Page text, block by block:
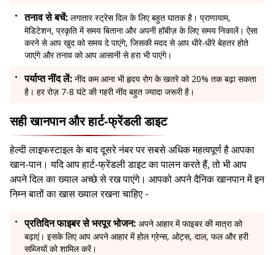
तनाव से बचें: लगातार स्ट्रेस दिल के लिए बहुत घातक है। प्राणायाम,
मेडिटेशन, प्रकृति में समय बिताना और अपनी हॉबीज़ के लिए समय निकालें। ऐसा
करने से आप खुद को समय दे पाएंगे, जिसकी मदद से आप धीरे-धीरे बेहतर होते
जाएंगे और तनाव को आप आसानी से हरा भी पाएंगे।
पर्याप्त नींद लें: नींद कम आना भी हृदय रोग के खतरे को 20% तक बढ़ा सकता
है। हर रोज़ 7-8 घंटे की गहरी नींद बहुत ज्यादा जरूरी है।
सही खानपान और हार्ट-फ्रेंडली डाइट
हेल्दी लाइफस्टाइल के बाद दूसरे नंबर पर सबसे अधिक महत्वपूर्ण है आपका
खान-पान। यदि आप हार्ट-फ्रेंडली डाइट का पालन करते हैं, तो भी आप
अपने दिल का ख्याल अच्छे से रख पाएंगे। आपको अपने दैनिक खानपान में इन
निम्न बातों का खास ख्याल रखना चाहिए -
प्रतिदिन फाइबर से भरपूर भोजन: अपने आहार में फाइबर की मात्रा को
बढ़ाएं। इसके लिए आप अपने आहार में होल ग्रेन्स, ओट्स, दाल, फल और हरी
सब्जियों को शामिल करें।